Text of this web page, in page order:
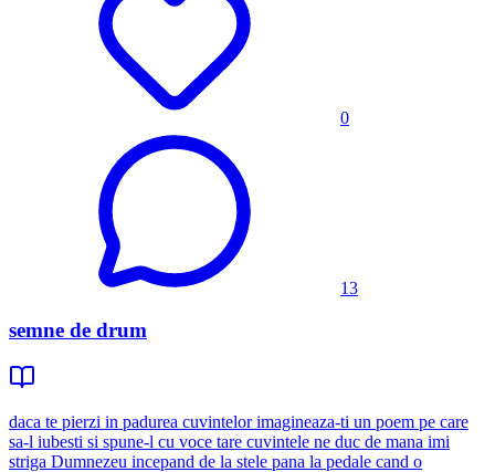
0
13
semne de drum
daca te pierzi in padurea cuvintelor imagineaza-ti un poem pe care
sa-l iubesti si spune-l cu voce tare cuvintele ne duc de mana imi
striga Dumnezeu incepand de la stele pana la pedale cand o